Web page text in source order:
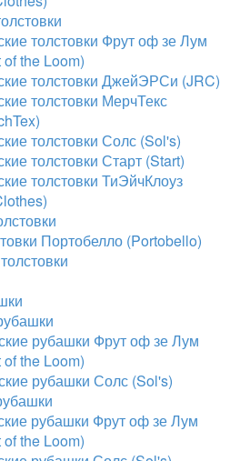
толстовки Фрут оф зе Лум
of the Loom)
толстовки ДжейЭРСи (JRC)
толстовки МерчТекс
толстовки Солс (Sol's)
толстовки Старт (Start)
толстовки ТиЭйчКлоуз
Портобелло (Portobello)
рубашки Фрут оф зе Лум
of the Loom)
рубашки Солс (Sol's)
рубашки Фрут оф зе Лум
of the Loom)